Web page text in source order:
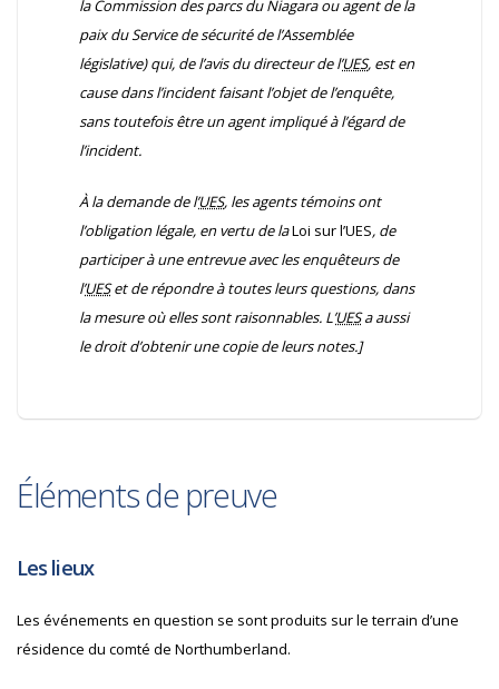
la Commission des parcs du Niagara ou agent de la
paix du Service de sécurité de l’Assemblée
législative) qui, de l’avis du directeur de l’UES, est en
cause dans l’incident faisant l’objet de l’enquête,
sans toutefois être un agent impliqué à l’égard de
l’incident.
À la demande de l’UES, les agents témoins ont
l’obligation légale, en vertu de laLoi sur l’UES, de
participer à une entrevue avec les enquêteurs de
l’UESet de répondre à toutes leurs questions, dans
la mesure où elles sont raisonnables. L’UESa aussi
le droit d’obtenir une copie de leurs notes.]
Éléments de preuve
Les lieux
Les événements en question se sont produits sur le terrain d’une
résidence du comté de Northumberland.